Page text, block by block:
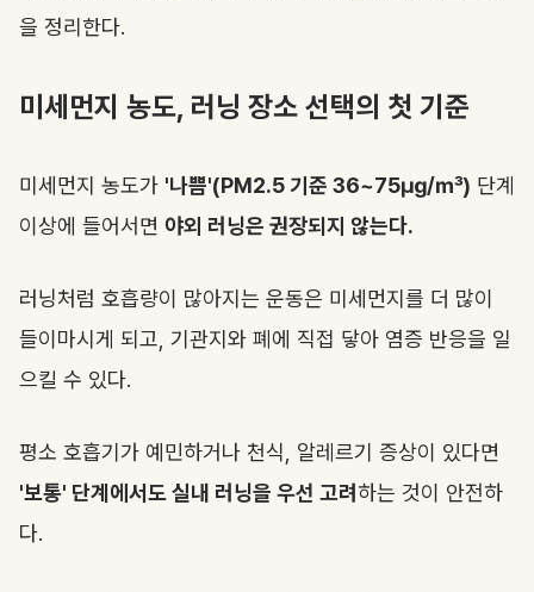
을 정리한다.
미세먼지 농도, 러닝 장소 선택의 첫 기준
미세먼지 농도가 '나쁨'(PM2.5 기준 36~75㎍/㎥) 단계
이상에 들어서면 야외 러닝은 권장되지 않는다.
러닝처럼 호흡량이 많아지는 운동은 미세먼지를 더 많이
들이마시게 되고, 기관지와 폐에 직접 닿아 염증 반응을 일
으킬 수 있다.
평소 호흡기가 예민하거나 천식, 알레르기 증상이 있다면
'보통' 단계에서도 실내 러닝을 우선 고려 하는 것이 안전하
다.